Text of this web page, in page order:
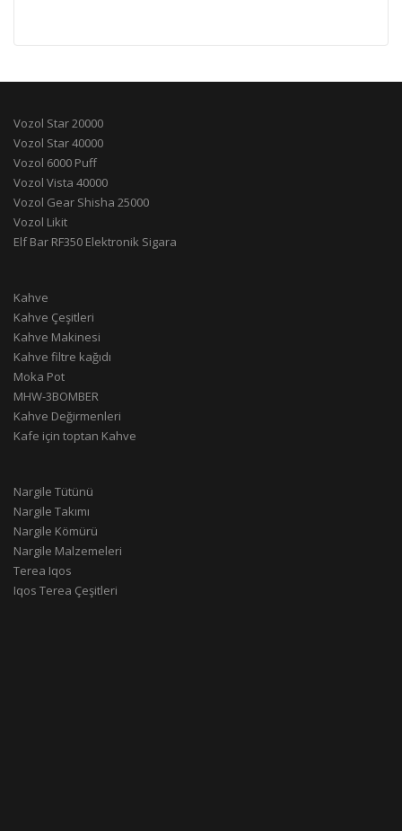
Vozol Star 20000
Vozol Star 40000
Vozol 6000 Puff
Vozol Vista 40000
Vozol Gear Shisha 25000
Vozol Likit
Elf Bar RF350 Elektronik Sigara
Kahve
Kahve Çeşitleri
Kahve Makinesi
Kahve filtre kağıdı
Moka Pot
MHW-3BOMBER
Kahve Değirmenleri
Kafe için toptan Kahve
Nargile Tütünü
Nargile Takımı
Nargile Kömürü
Nargile Malzemeleri
Terea Iqos
Iqos Terea Çeşitleri